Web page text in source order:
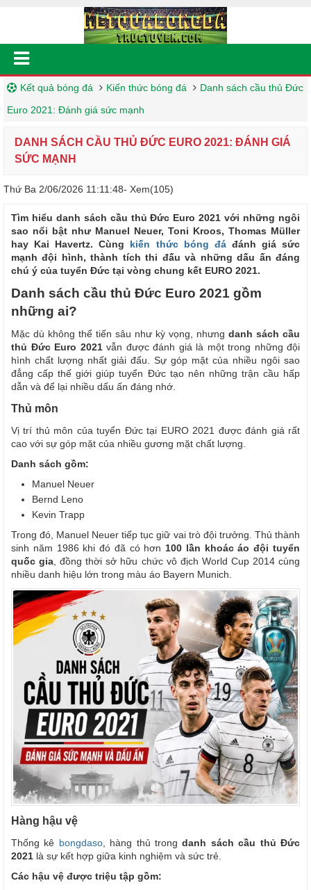
Kết quả bóng đá Kiến thức bóng đá
Danh sách cầu thủ Đức
Euro 2021: Đánh giá sức mạnh
DANH SÁCH CẦU THỦ ĐỨC EURO 2021: ĐÁNH GIÁ
SỨC MẠNH
Thứ Ba 2/06/2026 11:11:48- Xem(105)
Tìm hiểu danh sách cầu thủ Đức Euro 2021 với những ngôi
sao nổi bật như Manuel Neuer, Toni Kroos, Thomas Müller
hay Kai Havertz. Cùng kiến thức bóng đáđánh giá sức
mạnh đội hình, thành tích thi đấu và những dấu ấn đáng
chú ý của tuyển Đức tại vòng chung kết EURO 2021.
Danh sách cầu thủ Đức Euro 2021 gồm
những ai?
Mặc dù không thể tiến sâu như kỳ vọng, nhưng danh sách cầu
thủ Đức Euro 2021vẫn được đánh giá là một trong những đội
hình chất lượng nhất giải đấu. Sự góp mặt của nhiều ngôi sao
đẳng cấp thế giới giúp tuyển Đức tạo nên những trận cầu hấp
dẫn và để lại nhiều dấu ấn đáng nhớ.
Thủ môn
Vị trí thủ môn của tuyển Đức tại EURO 2021 được đánh giá rất
cao với sự góp mặt của nhiều gương mặt chất lượng.
Danh sách gồm:
Manuel Neuer
Bernd Leno
Kevin Trapp
Trong đó, Manuel Neuer tiếp tục giữ vai trò đội trưởng. Thủ thành
sinh năm 1986 khi đó đã có hơn 100 lần khoác áo đội tuyển
quốc gia , đồng thời sở hữu chức vô địch World Cup 2014 cùng
nhiều danh hiệu lớn trong màu áo Bayern Munich.
Hàng hậu vệ
Thống kê bongdaso, hàng thủ trongdanh sách cầu thủ Đức
2021 là sự kết hợp giữa kinh nghiệm và sức trẻ.
Các hậu vệ được triệu tập gồm: